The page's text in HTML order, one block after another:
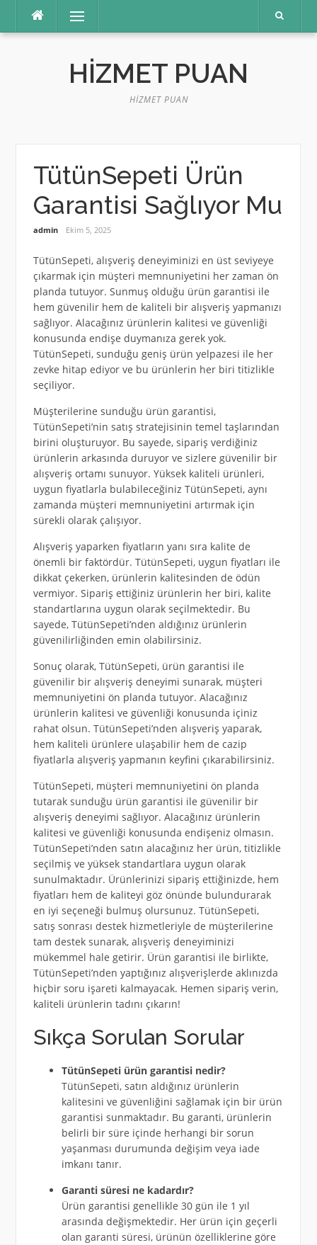
Menü
HIZMET PUAN
HIZMET PUAN
TütünSepeti Ürün
Garantisi Sağlıyor Mu
admin Ekim 5, 2025
TütünSepeti, alışveriş deneyiminizi en üst seviyeye
çıkarmak için müşteri memnuniyetini her zaman ön
planda tutuyor. Sunmuş olduğu ürün garantisi ile
hem güvenilir hem de kaliteli bir alışveriş yapmanızı
sağlıyor. Alacağınız ürünlerin kalitesi ve güvenliği
konusunda endişe duymanıza gerek yok.
TütünSepeti, sunduğu geniş ürün yelpazesi ile her
zevke hitap ediyor ve bu ürünlerin her biri titizlikle
seçiliyor.
Müşterilerine sunduğu ürün garantisi,
TütünSepeti’nin satış stratejisinin temel taşlarından
birini oluşturuyor. Bu sayede, sipariş verdiğiniz
ürünlerin arkasında duruyor ve sizlere güvenilir bir
alışveriş ortamı sunuyor. Yüksek kaliteli ürünleri,
uygun fiyatlarla bulabileceğiniz TütünSepeti, aynı
zamanda müşteri memnuniyetini artırmak için
sürekli olarak çalışıyor.
Alışveriş yaparken fiyatların yanı sıra kalite de
önemli bir faktördür. TütünSepeti, uygun fiyatları ile
dikkat çekerken, ürünlerin kalitesinden de ödün
vermiyor. Sipariş ettiğiniz ürünlerin her biri, kalite
standartlarına uygun olarak seçilmektedir. Bu
sayede, TütünSepeti’nden aldığınız ürünlerin
güvenilirliğinden emin olabilirsiniz.
Sonuç olarak, TütünSepeti, ürün garantisi ile
güvenilir bir alışveriş deneyimi sunarak, müşteri
memnuniyetini ön planda tutuyor. Alacağınız
ürünlerin kalitesi ve güvenliği konusunda içiniz
rahat olsun. TütünSepeti’nden alışveriş yaparak,
hem kaliteli ürünlere ulaşabilir hem de cazip
fiyatlarla alışveriş yapmanın keyfini çıkarabilirsiniz.
TütünSepeti, müşteri memnuniyetini ön planda
tutarak sunduğu ürün garantisi ile güvenilir bir
alışveriş deneyimi sağlıyor. Alacağınız ürünlerin
kalitesi ve güvenliği konusunda endişeniz olmasın.
TütünSepeti’nden satın alacağınız her ürün, titizlikle
seçilmiş ve yüksek standartlara uygun olarak
sunulmaktadır. Ürünlerinizi sipariş ettiğinizde, hem
fiyatları hem de kaliteyi göz önünde bulundurarak
en iyi seçeneği bulmuş olursunuz. TütünSepeti,
satış sonrası destek hizmetleriyle de müşterilerine
tam destek sunarak, alışveriş deneyiminizi
mükemmel hale getirir. Ürün garantisi ile birlikte,
TütünSepeti’nden yaptığınız alışverişlerde aklınızda
hiçbir soru işareti kalmayacak. Hemen sipariş verin,
kaliteli ürünlerin tadını çıkarın!
Sıkça Sorulan Sorular
TütünSepeti ürün garantisi nedir?
TütünSepeti, satın aldığınız ürünlerin
kalitesini ve güvenliğini sağlamak için bir ürün
garantisi sunmaktadır. Bu garanti, ürünlerin
belirli bir süre içinde herhangi bir sorun
yaşanması durumunda değişim veya iade
imkanı tanır.
Garanti süresi ne kadardır?
Ürün garantisi genellikle 30 gün ile 1 yıl
arasında değişmektedir. Her ürün için geçerli
olan garanti süresi, ürünün özelliklerine göre